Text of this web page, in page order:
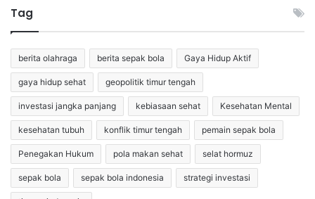
Tag
berita olahraga berita sepak bola Gaya Hidup Aktif
gaya hidup sehat geopolitik timur tengah
investasi jangka panjang kebiasaan sehat Kesehatan Mental
kesehatan tubuh konflik timur tengah pemain sepak bola
Penegakan Hukum pola makan sehat selat hormuz
sepak bola sepak bola indonesia strategi investasi